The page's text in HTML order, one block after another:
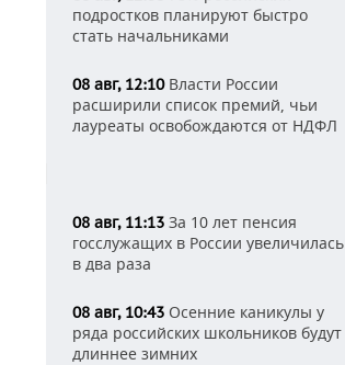
подростков планируют быстро
стать начальниками
08 авг, 12:10Власти России
расширили список премий, чьи
лауреаты освобождаются от НДФЛ
08 авг, 11:13 За 10 лет пенсия
госслужащих в России увеличилась
в два раза
08 авг, 10:43 Осенние каникулы у
ряда российских школьников будут
длиннее зимних